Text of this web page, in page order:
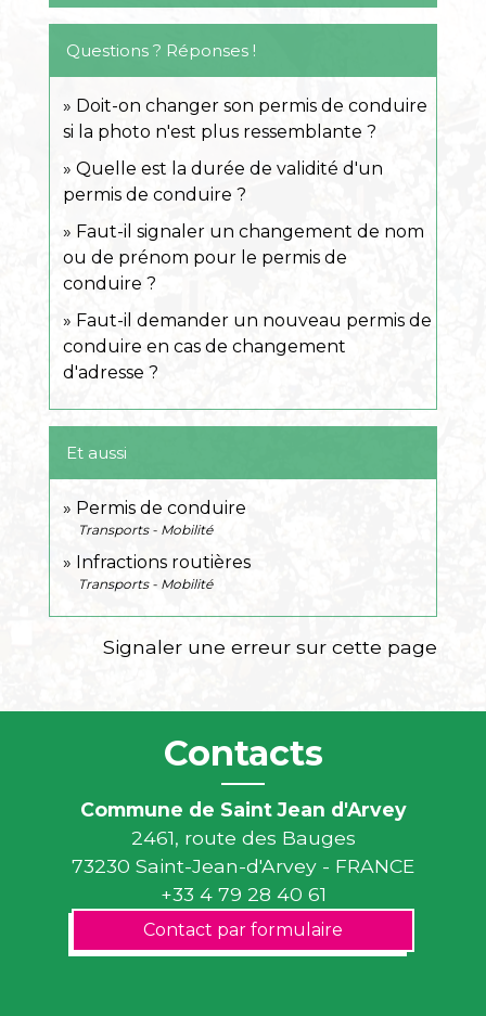
Questions ? Réponses !
Doit-on changer son permis de conduire
si la photo n'est plus ressemblante ?
Quelle est la durée de validité d'un
permis de conduire ?
Faut-il signaler un changement de nom
ou de prénom pour le permis de
conduire ?
Faut-il demander un nouveau permis de
conduire en cas de changement
d'adresse ?
Et aussi
Permis de conduire
Transports - Mobilité
Infractions routières
Transports - Mobilité
Signaler une erreur sur cette page
Contacts
Commune de Saint Jean d'Arvey
2461, route des Bauges
73230 Saint-Jean-d'Arvey - FRANCE
+33 4 79 28 40 61
Contact par formulaire